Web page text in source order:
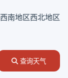
西南地区西北地区
查询天气